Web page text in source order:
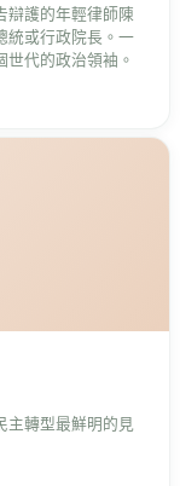
辯護的年輕律師陳
統或行政院長。一
代的政治領袖。
主轉型最鮮明的見